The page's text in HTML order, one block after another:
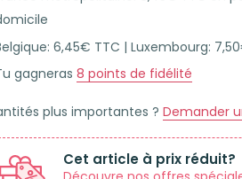
6,45€ TTC | Luxembourg:
gagneras 8 points de fidélité
plus importantes ? Demander
Cet article à prix réduit?